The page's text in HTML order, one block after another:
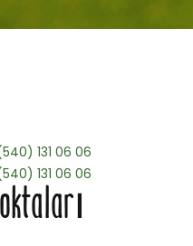
131 06 06
131 06 06